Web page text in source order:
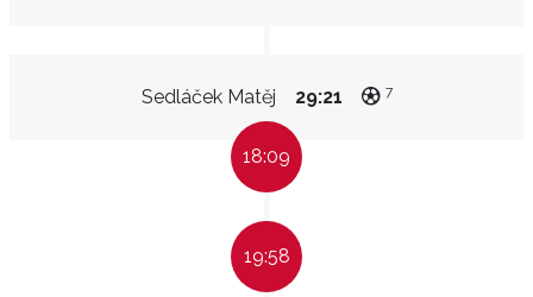
Sedláček Matěj 29:21 7
18:09
19:58